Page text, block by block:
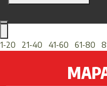
1-20 21-40 41-60 61-80